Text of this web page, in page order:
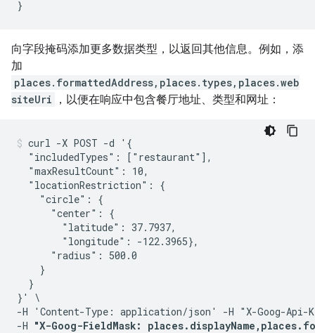
}
向字段掩码添加更多数据类型，以返回其他信息。例如，添
加
places.formattedAddress,places.types,places.web
siteUri
，以便在响应中包含餐厅地址、类型和网址：
curl -X POST -d '{
  "includedTypes": ["restaurant"],
  "maxResultCount": 10,
  "locationRestriction": {
    "circle": {
      "center": {
        "latitude": 37.7937,
        "longitude": -122.3965},
      "radius": 500.0
    }
  }
}' \
-H 'Content-Type: application/json' -H "X-Goog-Api-
-H "X-Goog-FieldMask: